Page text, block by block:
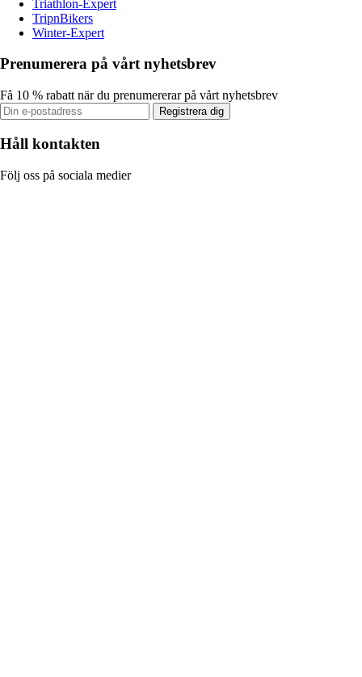
Triathlon-Expert
TripnBikers
Winter-Expert
Prenumerera på vårt nyhetsbrev
Få 10 % rabatt när du prenumererar på vårt nyhetsbrev
Registrera dig
Håll kontakten
Följ oss på sociala medier